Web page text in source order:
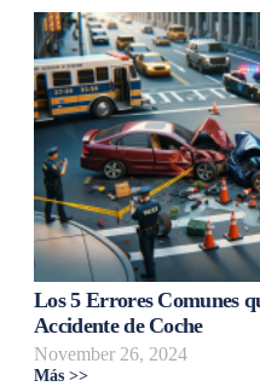
Los 5 Errores Comunes
Accidente de Coche
November 26, 2024
Más >>